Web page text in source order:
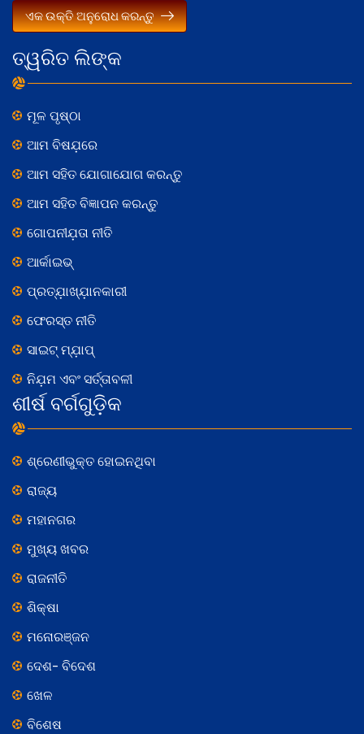
ତ୍ୱରିତ ଲିଙ୍କ
ମୂଳ ପୃଷ୍ଠା
ଆମ ବିଷଯ଼ରେ
ଆମ ସହିତ ଯୋଗାଯୋଗ କରନ୍ତୁ
ଆମ ସହିତ ବିଜ୍ଞାପନ କରନ୍ତୁ
ଗୋପନୀଯ଼ତା ନୀତି
ଆର୍କାଇଭ୍
ପ୍ରତ୍ଯ଼ାଖ୍ଯ଼ାନକାରୀ
ଫେରସ୍ତ ନୀତି
ସାଇଟ୍ ମ୍ଯ଼ାପ୍
ନିଯ଼ମ ଏବଂ ସର୍ତ୍ତାବଳୀ
ଶୀର୍ଷ ବର୍ଗଗୁଡ଼ିକ
ଶ୍ରେଣୀଭୁକ୍ତ ହୋଇନଥିବା
ରାଜ୍ୟ
ମହାନଗର
ମୁଖ୍ୟ ଖବର
ରାଜନୀତି
ଶିକ୍ଷା
ମନୋରଞ୍ଜନ
ଦେଶ- ବିଦେଶ
ଖେଳ
ବିଶେଷ
ଏକ ଉକ୍ତି ଅନୁରୋଧ କରନ୍ତୁ